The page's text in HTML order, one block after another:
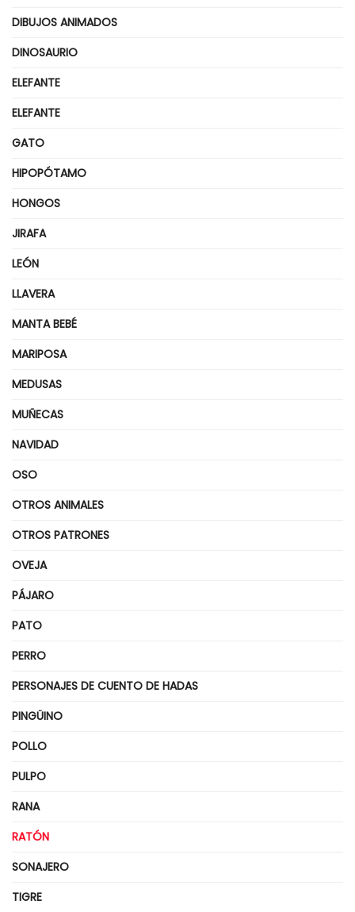
DIBUJOS ANIMADOS
DINOSAURIO
ELEFANTE
ELEFANTE
GATO
HIPOPÓTAMO
HONGOS
JIRAFA
LEÓN
LLAVERA
MANTA BEBÉ
MARIPOSA
MEDUSAS
MUÑECAS
NAVIDAD
OSO
OTROS ANIMALES
OTROS PATRONES
OVEJA
PÁJARO
PATO
PERRO
PERSONAJES DE CUENTO DE HADAS
PINGÜINO
POLLO
PULPO
RANA
RATÓN
SONAJERO
TIGRE